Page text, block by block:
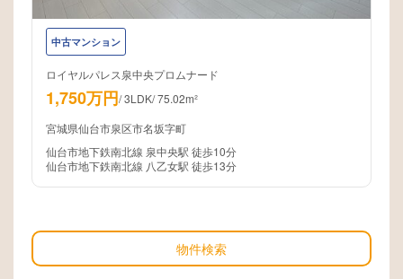
中古マンション
ロイヤルパレス泉中央プロムナード
1,750万円/3LDK/75.02m²
宮城県仙台市泉区市名坂字町
仙台市地下鉄南北線 泉中央駅 徒歩10分
仙台市地下鉄南北線 八乙女駅 徒歩13分
物件検索